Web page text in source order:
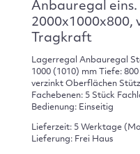
Anbauregal eins.
2000x1000x800,
Tragkraft
Lagerregal Anbauregal
1000 (1010) mm Tiefe:
verzinkt Oberflächen
Fachebenen: 5 Stück
Bedienung: Einseitig
Lieferzeit: 5 Werktage
Lieferung: Frei Haus